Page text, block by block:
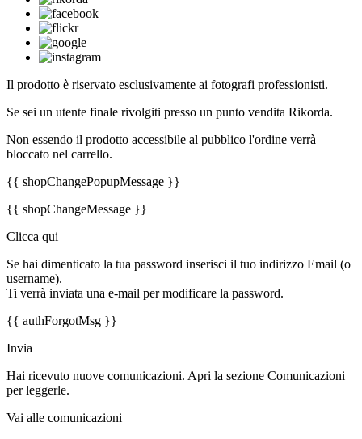
Il prodotto è riservato esclusivamente ai fotografi professionisti.
Se sei un utente finale rivolgiti presso un punto vendita Rikorda.
Non essendo il prodotto accessibile al pubblico l'ordine verrà
bloccato nel carrello.
{{ shopChangePopupMessage }}
{{ shopChangeMessage }}
Clicca qui
Se hai dimenticato la tua password inserisci il tuo indirizzo Email (o
username).
Ti verrà inviata una e-mail per modificare la password.
{{ authForgotMsg }}
Invia
Hai ricevuto nuove comunicazioni. Apri la sezione Comunicazioni
per leggerle.
Vai alle comunicazioni